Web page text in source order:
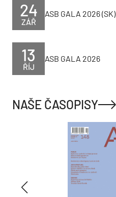
ZÁŘ
24 ASB GALA 2026 (SK)
ŘÍJ
13 ASB GALA 2026
NAŠE ČASOPISY